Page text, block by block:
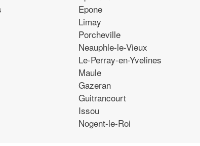
Epone
Limay
Porcheville
Neauphle-le-Vieux
Le-Perray-en-Yvelines
Maule
Gazeran
Guitrancourt
Issou
Nogent-le-Roi